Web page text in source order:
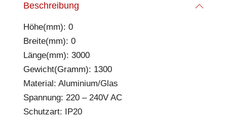
Beschreibung
Höhe(mm): 0
Breite(mm): 0
Länge(mm): 3000
Gewicht(Gramm): 1300
Material: Aluminium/Glas
Spannung: 220 – 240V AC
Schutzart: IP20